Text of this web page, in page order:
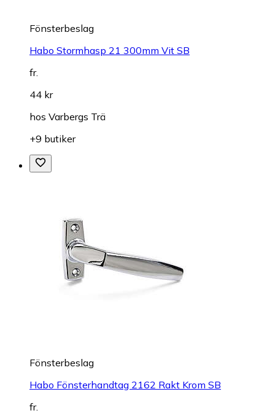
Fönsterbeslag
Habo Stormhasp 21 300mm Vit SB
fr.
44 kr
hos Varbergs Trä
+9 butiker
Fönsterbeslag
Habo Fönsterhandtag 2162 Rakt Krom SB
fr.